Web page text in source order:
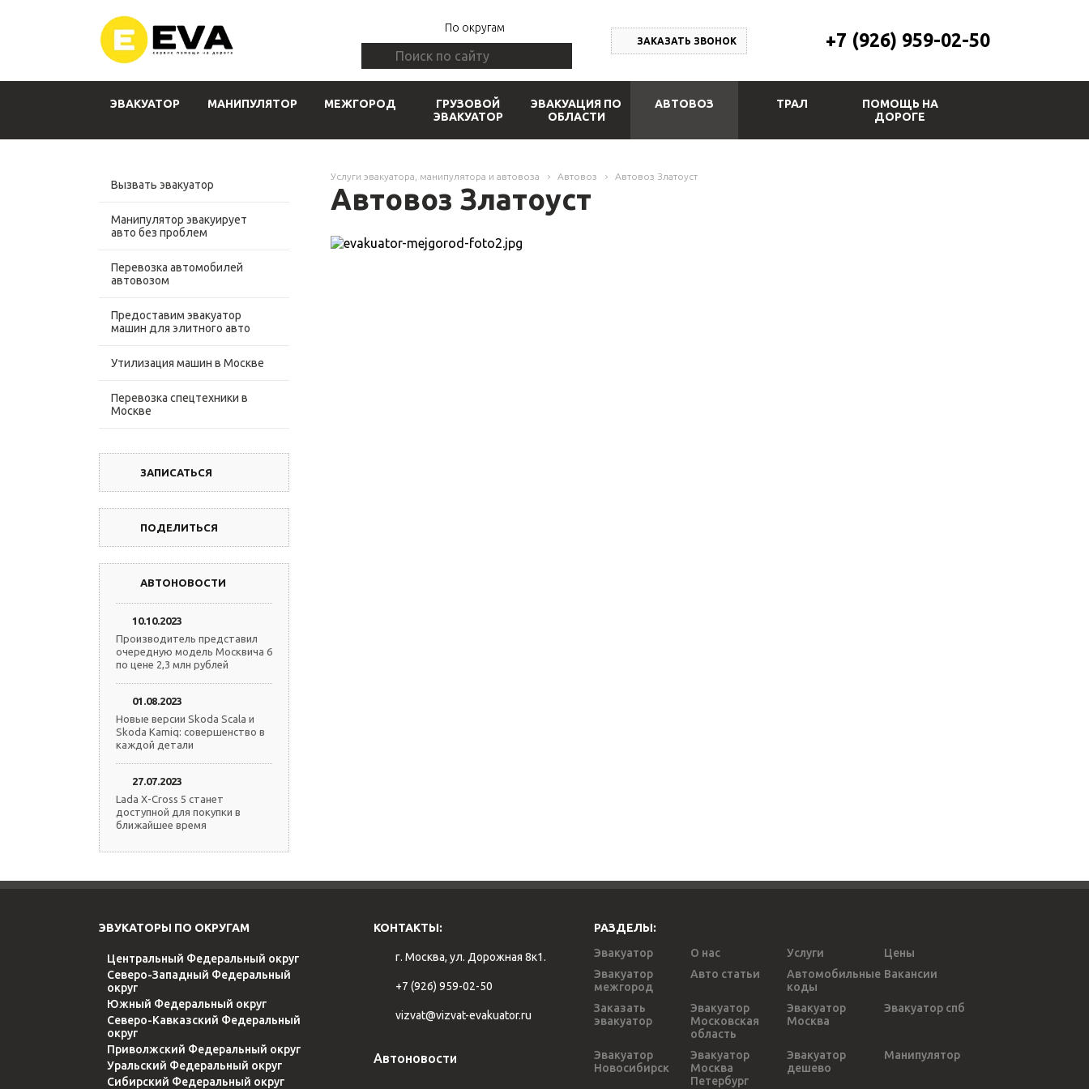
По округам
ЗАКАЗАТЬ ЗВОНОК +7 (926) 959-02-50
ЭВАКУАТОР МАНИПУЛЯТОР МЕЖГОРОД
ГРУЗОВОЙ
ЭВАКУАТОР
ЭВАКУАЦИЯ ПО
ОБЛАСТИ
АВТОВОЗ ТРАЛ
ПОМОЩЬ НА
ДОРОГЕ
Услуги эвакуатора, манипулятора и автовоза Автовоз Автовоз Златоуст
Автовоз Златоуст
Вызвать эвакуатор
Манипулятор эвакуирует
авто без проблем
Перевозка автомобилей
автовозом
Предоставим эвакуатор
машин для элитного авто
Утилизация машин в Москве
Перевозка спецтехники в
Москве
ЗАПИСАТЬСЯ
ПОДЕЛИТЬСЯ
АВТОНОВОСТИ
10.10.2023
Производитель представил
очередную модель Москвича 6
по цене 2,3 млн рублей
01.08.2023
Новые версии Skoda Scala и
Skoda Kamiq: совершенство в
каждой детали
27.07.2023
Lada X-Cross 5 станет
доступной для покупки в
ближайшее время
ЭВУКАТОРЫ ПО ОКРУГАМ
Центральный Федеральный округ
Северо-Западный Федеральный
округ
Южный Федеральный округ
Северо-Кавказский Федеральный
округ
Приволжский Федеральный округ
Уральский Федеральный округ
Сибирский Федеральный округ
КОНТАКТЫ:
г. Москва, ул. Дорожная 8к1.
+7 (926) 959-02-50
vizvat@vizvat-evakuator.ru
Автоновости
РАЗДЕЛЫ:
Эвакуатор
О нас Услуги
Цены
Эвакуатор
межгород
Авто статьи
Автомобильные
коды
Вакансии
Заказать
эвакуатор
Эвакуатор
Московская
область
Эвакуатор
Москва
Эвакуатор спб
Эвакуатор
Новосибирск
Эвакуатор
Москва
Петербург
Эвакуатор
дешево
Манипулятор